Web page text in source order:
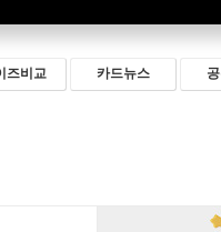
즈비교 카드뉴스